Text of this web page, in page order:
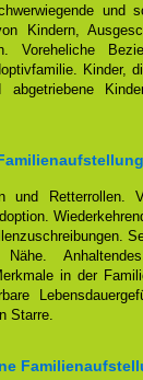
und
Kindern,
Voreheliche
Kinder,
und Retterrollen.
in der
Starre.